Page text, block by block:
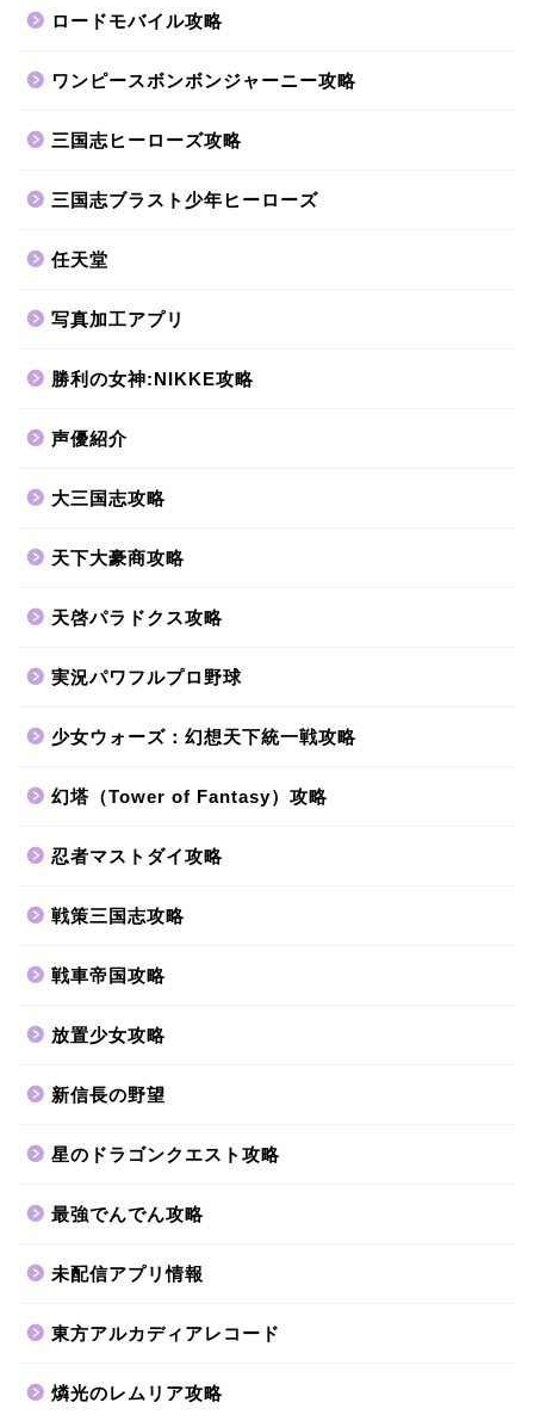
ロードモバイル攻略
ワンピースボンボンジャーニー攻略
三国志ヒーローズ攻略
三国志ブラスト少年ヒーローズ
任天堂
写真加工アプリ
勝利の女神:NIKKE攻略
声優紹介
大三国志攻略
天下大豪商攻略
天啓パラドクス攻略
実況パワフルプロ野球
少女ウォーズ：幻想天下統一戦攻略
幻塔（Tower of Fantasy）攻略
忍者マストダイ攻略
戦策三国志攻略
戦車帝国攻略
放置少女攻略
新信長の野望
星のドラゴンクエスト攻略
最強でんでん攻略
未配信アプリ情報
東方アルカディアレコード
燐光のレムリア攻略